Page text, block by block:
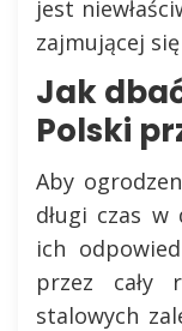
jest
zajmującej
Jak
Polski
Aby
długi czas
ich
przez cały
stalowych